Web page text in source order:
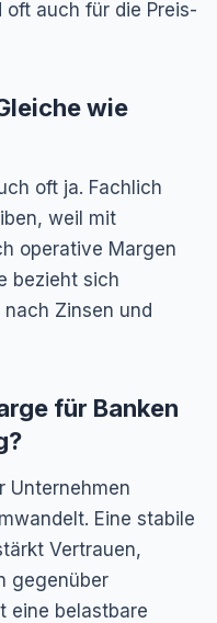
auch für die Preis-
wie
oft ja. Fachlich
weil mit
operative Margen
bezieht sich
Zinsen und
für Banken
Unternehmen
Eine stabile
Vertrauen,
gegenüber
eine belastbare